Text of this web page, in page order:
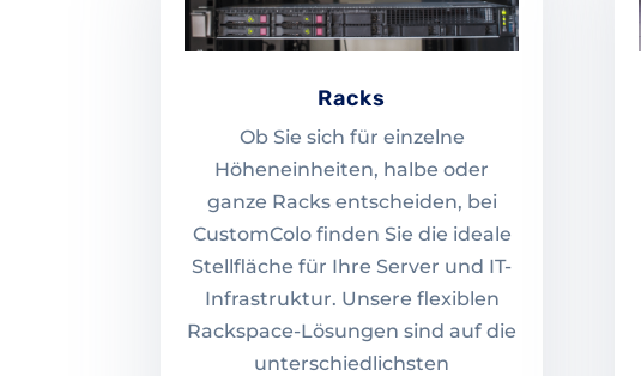
Racks
Ob Sie sich für einzelne
Höheneinheiten, halbe oder
ganze Racks entscheiden, bei
CustomColo finden Sie die ideale
Stellfläche für Ihre Server und IT-
Infrastruktur. Unsere flexiblen
Rackspace-Lösungen sind auf die
unterschiedlichsten